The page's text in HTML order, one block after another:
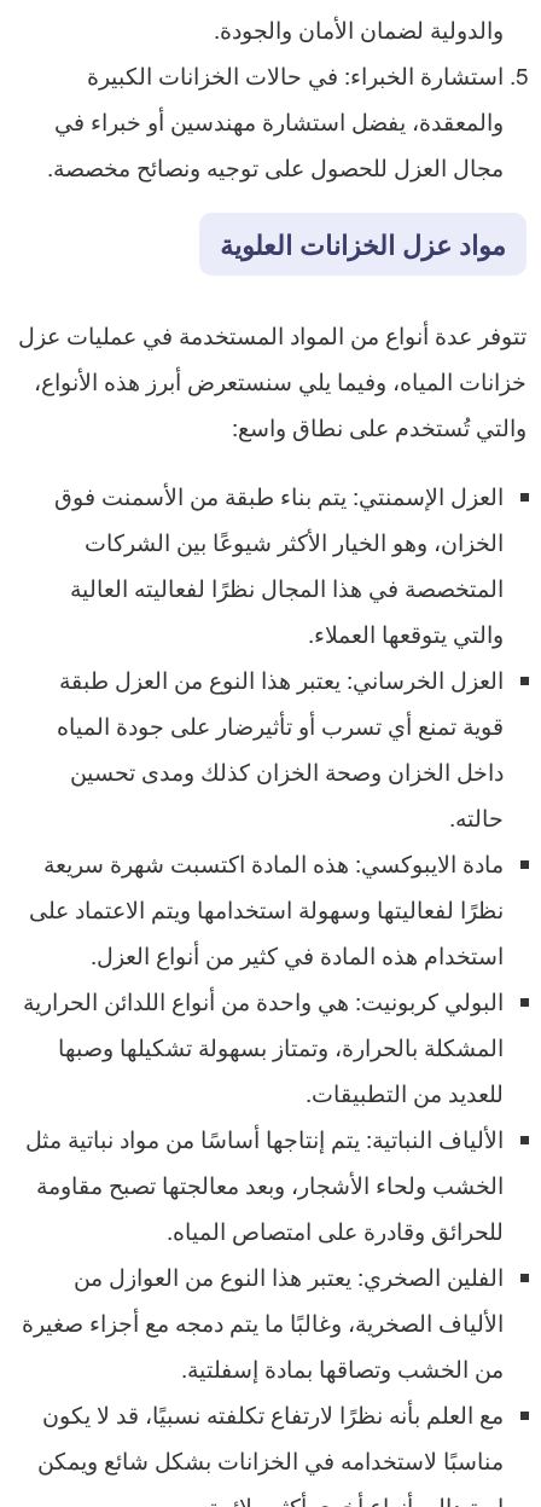
والدولية لضمان الأمان والجودة.
استشارة الخبراء: في حالات الخزانات الكبيرة
والمعقدة، يفضل استشارة مهندسين أو خبراء في
مجال العزل للحصول على توجيه ونصائح مخصصة.
مواد عزل الخزانات العلوية
تتوفر عدة أنواع من المواد المستخدمة في عمليات عزل
خزانات المياه، وفيما يلي سنستعرض أبرز هذه الأنواع،
والتي تُستخدم على نطاق واسع:
العزل الإسمنتي: يتم بناء طبقة من الأسمنت فوق
الخزان، وهو الخيار الأكثر شيوعًا بين الشركات
المتخصصة في هذا المجال نظرًا لفعاليته العالية
والتي يتوقعها العملاء.
العزل الخرساني: يعتبر هذا النوع من العزل طبقة
قوية تمنع أي تسرب أو تأثيرضار على جودة المياه
داخل الخزان وصحة الخزان كذلك ومدى تحسين
حالته.
مادة الايبوكسي: هذه المادة اكتسبت شهرة سريعة
نظرًا لفعاليتها وسهولة استخدامها ويتم الاعتماد على
استخدام هذه المادة في كثير من أنواع العزل.
البولي كربونيت: هي واحدة من أنواع اللدائن الحرارية
المشكلة بالحرارة، وتمتاز بسهولة تشكيلها وصبها
للعديد من التطبيقات.
الألياف النباتية: يتم إنتاجها أساسًا من مواد نباتية مثل
الخشب ولحاء الأشجار، وبعد معالجتها تصبح مقاومة
للحرائق وقادرة على امتصاص المياه.
الفلين الصخري: يعتبر هذا النوع من العوازل من
الألياف الصخرية، وغالبًا ما يتم دمجه مع أجزاء صغيرة
من الخشب وتصاقها بمادة إسفلتية.
مع العلم بأنه نظرًا لارتفاع تكلفته نسبيًا، قد لا يكون
مناسبًا لاستخدامه في الخزانات بشكل شائع ويمكن